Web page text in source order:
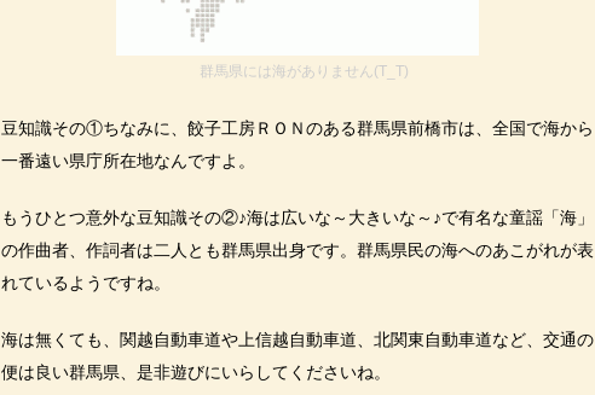
群馬県には海がありません(T_T)
豆知識その①ちなみに、餃子工房ＲＯＮのある群馬県前橋市は、全国で海から
一番遠い県庁所在地なんですよ。
もうひとつ意外な豆知識その②♪海は広いな～大きいな～♪で有名な童謡「海」
の作曲者、作詞者は二人とも群馬県出身です。群馬県民の海へのあこがれが表
れているようですね。
海は無くても、関越自動車道や上信越自動車道、北関東自動車道など、交通の
便は良い群馬県、是非遊びにいらしてくださいね。